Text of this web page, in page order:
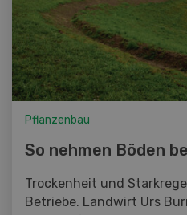
Pflanzenbau
So nehmen Böden
Trockenheit und
Betriebe. Landwirt Urs